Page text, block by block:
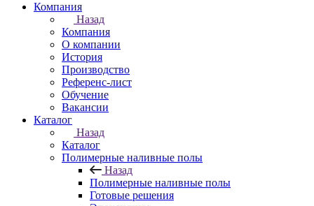
Компания
Назад
Компания
О компании
История
Производство
Референс-лист
Обучение
Вакансии
Каталог
Назад
Каталог
Полимерные наливные полы
Назад
Полимерные наливные полы
Готовые решения